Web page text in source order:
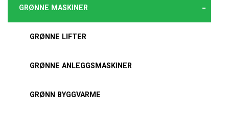
GRØNNE MASKINER -
GRØNNE LIFTER
GRØNNE ANLEGGSMASKINER
GRØNN BYGGVARME